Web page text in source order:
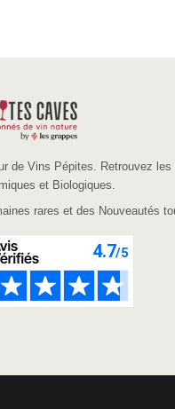
de Vins Pépites. Retrouvez les
et Biologiques.
rares et des Nouveautés